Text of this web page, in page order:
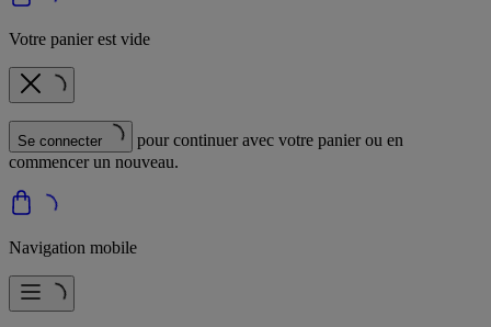
Votre panier est vide
Se connecter
pour continuer avec votre panier ou en
commencer un nouveau.
Navigation mobile